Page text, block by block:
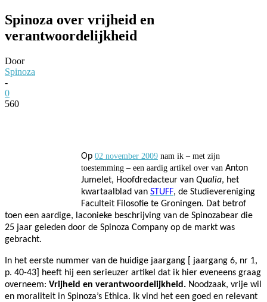
Spinoza over vrijheid en
verantwoordelijkheid
Door
Spinoza
-
0
560
Op 02 november 2009 nam ik – met zijn
toestemming – een aardig artikel over van Anton
Jumelet, Hoofdredacteur van Qualia, het
kwartaalblad van STUFF, de Studievereniging
Faculteit Filosofie te Groningen. Dat betrof
toen een aardige, laconieke beschrijving van de Spinozabear die
25 jaar geleden door de Spinoza Company op de markt was
gebracht.
In het eerste nummer van de huidige jaargang [ jaargang 6, nr 1,
p. 40-43] heeft hij een serieuzer artikel dat ik hier eveneens graag
overneem: Vrijheid en verantwoordelijkheid. Noodzaak, vrije wil
en moraliteit in Spinoza’s Ethica. Ik vind het een goed en relevant